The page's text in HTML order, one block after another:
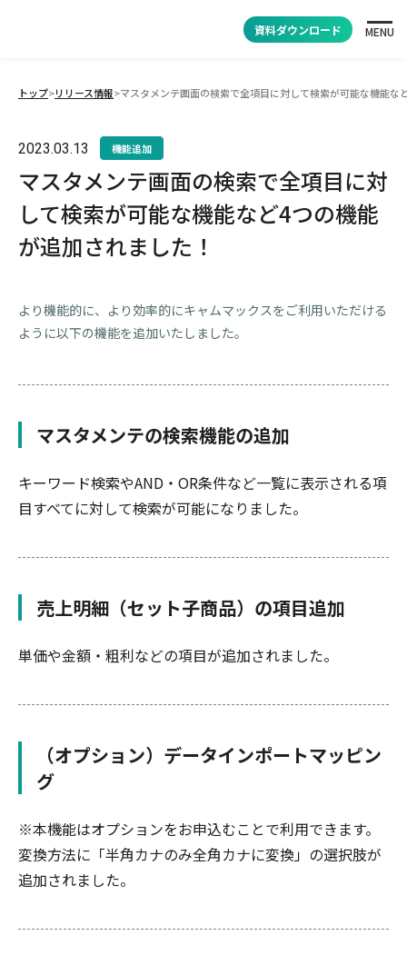
資料ダウンロード MENU
トップ>リリース情報>マスタメンテ画面の検索で全項目に対して検索が可能な機能な
2023.03.13 機能追加
マスタメンテ画面の検索で全項目に対
して検索が可能な機能など4つの機能
が追加されました！
より機能的に、より効率的にキャムマックスをご利用いただける
ように以下の機能を追加いたしました。
マスタメンテの検索機能の追加
キーワード検索やAND・OR条件など一覧に表示される項
目すべてに対して検索が可能になりました。
売上明細（セット子商品）の項目追加
単価や金額・粗利などの項目が追加されました。
（オプション）データインポートマッピン
グ
※本機能はオプションをお申込むことで利用できます。
変換方法に「半角カナのみ全角カナに変換」の選択肢が
追加されました。